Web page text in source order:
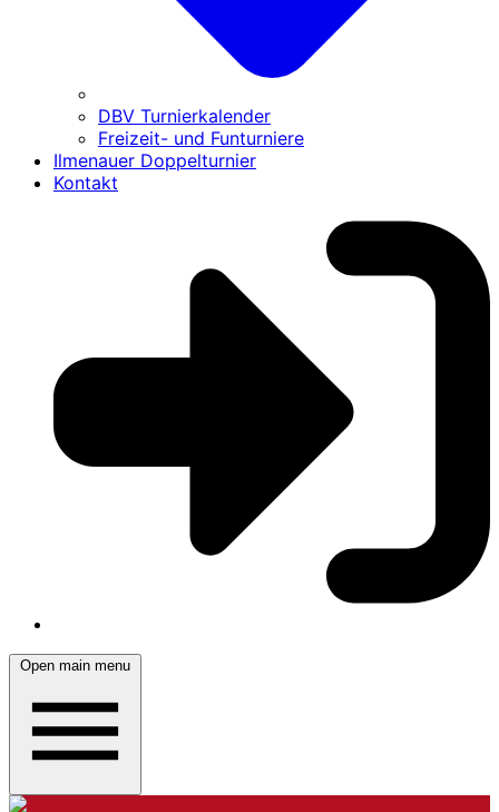
DBV Turnierkalender
Freizeit- und Funturniere
Ilmenauer Doppelturnier
Kontakt
Open main menu